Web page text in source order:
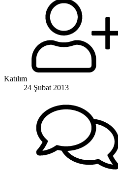
Katılım
24 Şubat 2013